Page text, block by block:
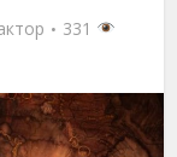
331